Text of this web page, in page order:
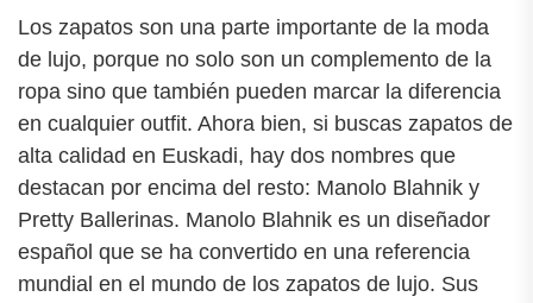
Los zapatos son una parte importante de la moda
de lujo, porque no solo son un complemento de la
ropa sino que también pueden marcar la diferencia
en cualquier outfit. Ahora bien, si buscas zapatos de
alta calidad en Euskadi, hay dos nombres que
destacan por encima del resto: Manolo Blahnik y
Pretty Ballerinas. Manolo Blahnik es un diseñador
español que se ha convertido en una referencia
mundial en el mundo de los zapatos de lujo. Sus